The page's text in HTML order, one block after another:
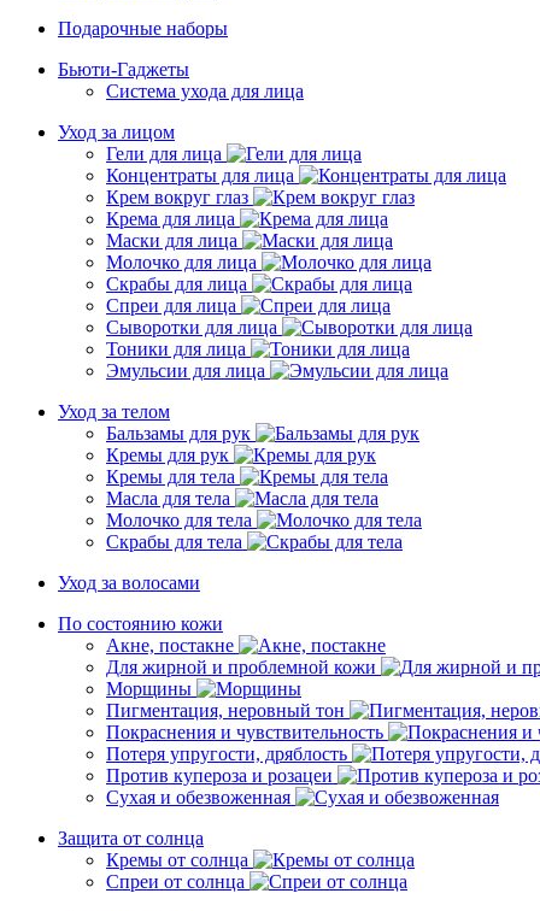
Подарочные наборы
Бьюти-Гаджеты
Система ухода для лица
Уход за лицом
Гели для лица
Концентраты для лица
Крем вокруг глаз
Крема для лица
Маски для лица
Молочко для лица
Скрабы для лица
Спреи для лица
Сыворотки для лица
Тоники для лица
Эмульсии для лица
Уход за телом
Бальзамы для рук
Кремы для рук
Кремы для тела
Масла для тела
Молочко для тела
Скрабы для тела
Уход за волосами
По состоянию кожи
Акне, постакне
Для жирной и проблемной кожи
Морщины
Пигментация, неровный тон
Покраснения и чувствительность
Потеря упругости, дряблость
Против купероза и розацеи
Сухая и обезвоженная
Защита от солнца
Кремы от солнца
Спреи от солнца